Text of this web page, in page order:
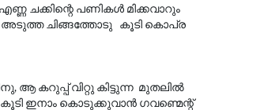
ചക്കിന്റെ പണികൾ മിക്കവാറും
അടുത്ത ചിങ്ങത്തോടു കൂടി കൊപ്ര
ആ കറുപ്പ് വിറ്റു കിട്ടുന്ന മുതലിൽ
കൂടി ഇനാം കൊടുക്കുവാൻ ഗവണ്മെന്റ്